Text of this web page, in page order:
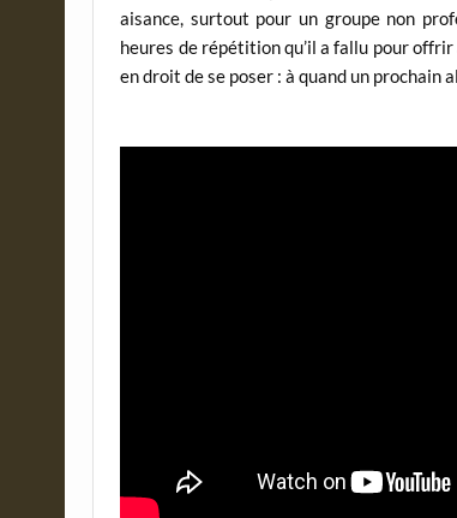
aisance, surtout pour un groupe non
heures de répétition qu’il a fallu pour
en droit de se poser : à quand un prochain